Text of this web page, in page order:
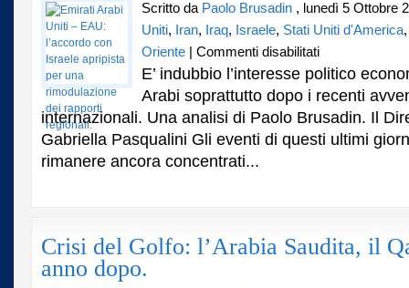
Scritto da Paolo Brusadin , lunedì 5 Ottobre
Uniti, Iran, Iraq, Israele, Stati Uniti d'America
Oriente
Commenti disabilitatisu
Arabi
Uniti
–
l’accordo
rimodulazione
E’ indubbio l’interesse politico
Arabi soprattutto dopo i recenti
internazionali. Una analisi di Paolo Brusadin. Il
Gabriella Pasqualini Gli eventi di questi ultimi
rimanere ancora concentrati...
Crisi del Golfo: l’Arabia Saudita, il
anno dopo.